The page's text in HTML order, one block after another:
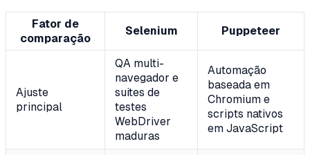
Fator de
comparação
Selenium Puppeteer
Ajuste
principal
QA multi-
navegador e
suites de
testes
WebDriver
maduras
Automação
baseada em
Chromium e
scripts nativos
em JavaScript